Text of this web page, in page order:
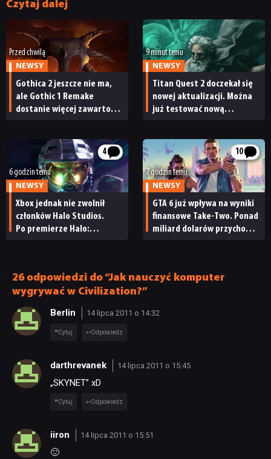
Czytaj dalej
Przed chwilą
NEWSY
Gothica 2 jeszcze nie ma,
ale Gothic 1 Remake
dostanie więcej zawartości.
9 minut temu
NEWSY
Titan Quest 2 doczekał się
nowej aktualizacji. Można
już testować nową
4
6 godzin temu
NEWSY
Xbox jednak nie zwolnił
członków Halo Studios.
Po premierze Halo:
10
7 godzin temu
NEWSY
GTA 6 już wpływa na wyniki
finansowe Take-Two. Ponad
miliard dolarów przychodu
26 odpowiedzi do “Jak nauczyć komputer
wygrywać w Civilization?”
Berlin 14 lipca 2011 o 14:32
Cytuj Odpowiedz
darthrevanek 14 lipca 2011 o 15:45
„SKYNET” xD
Cytuj Odpowiedz
iiron 14 lipca 2011 o 15:51
🙂